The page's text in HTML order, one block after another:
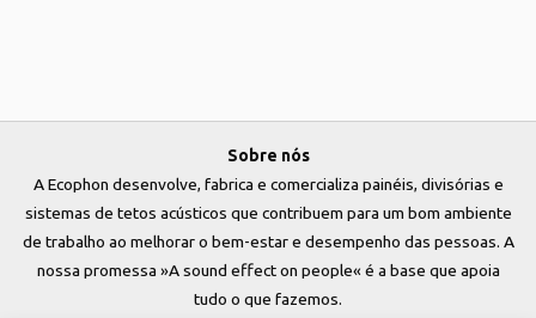
Sobre nós
A Ecophon desenvolve, fabrica e comercializa painéis, divisórias e
sistemas de tetos acústicos que contribuem para um bom ambiente
de trabalho ao melhorar o bem-estar e desempenho das pessoas. A
nossa promessa »A sound effect on people« é a base que apoia
tudo o que fazemos.